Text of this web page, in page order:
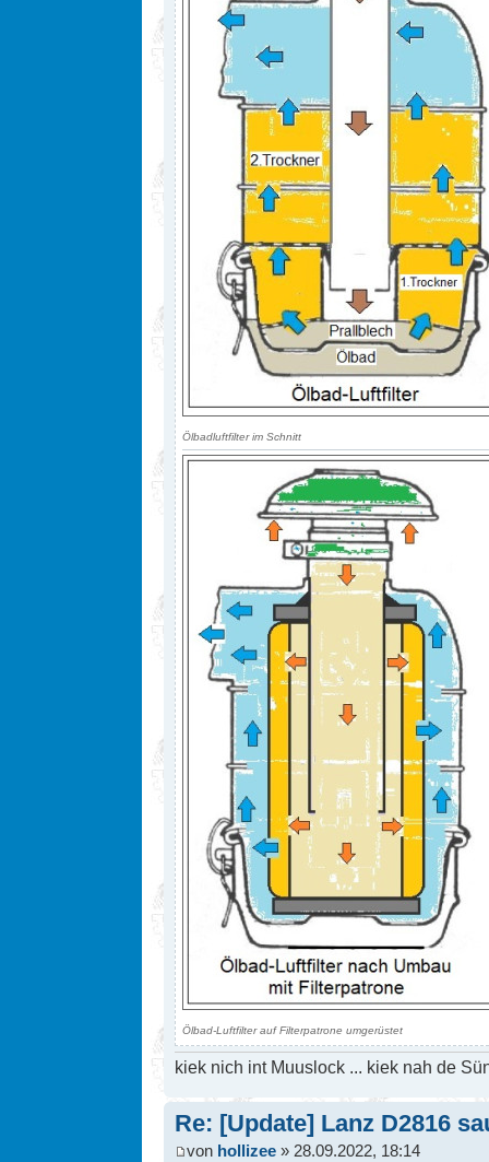
Ölbadluftfilter im Schnitt
Ölbad-Luftfilter auf Filterpatrone umgerüstet
kiek nich int Muuslock ... kiek nah de
Re: [Update] Lanz D2816
von hollizee » 28.09.2022, 18:14